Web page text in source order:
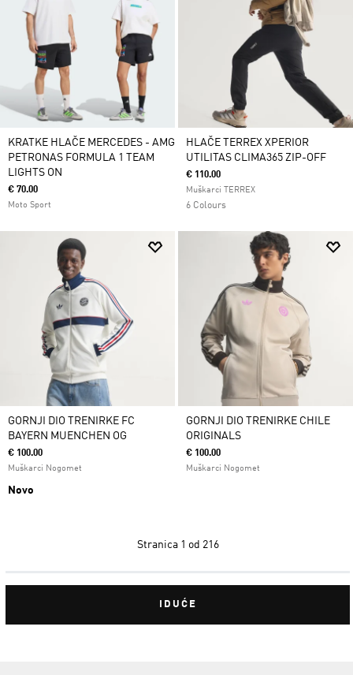
KRATKE HLAČE MERCEDES - AMG
PETRONAS FORMULA 1 TEAM
LIGHTS ON
€ 70.00
Moto Sport
HLAČE TERREX XPERIOR
UTILITAS CLIMA365 ZIP-OFF
€ 110.00
Muškarci TERREX
6 Colours
GORNJI DIO TRENIRKE FC
BAYERN MUENCHEN OG
€ 100.00
Muškarci Nogomet
Novo
GORNJI DIO TRENIRKE CHILE
ORIGINALS
€ 100.00
Muškarci Nogomet
Stranica 1 od 216
IDUĆE